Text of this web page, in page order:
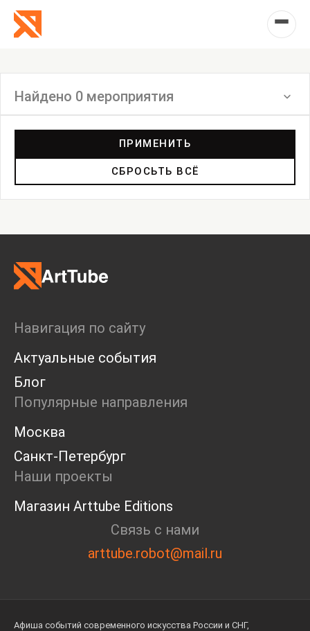
Найдено 0 мероприятия
Дискуссия
Пост-релиз
Пресс-конференция
Ярмарка
Open call
Экскурсия
Дискуссия
Cosmoscow 2024
Blazar 2024
Встречи
Круглый стол
ПРИМЕНИТЬ
СБРОСЬТЬ ВСЁ
Навигация по сайту
Актуальные события
Блог
Популярные направления
Москва
Санкт-Петербург
Наши проекты
Магазин Arttube Editions
Связь с нами
arttube.robot@mail.ru
Афиша событий современного искусства России и СНГ,